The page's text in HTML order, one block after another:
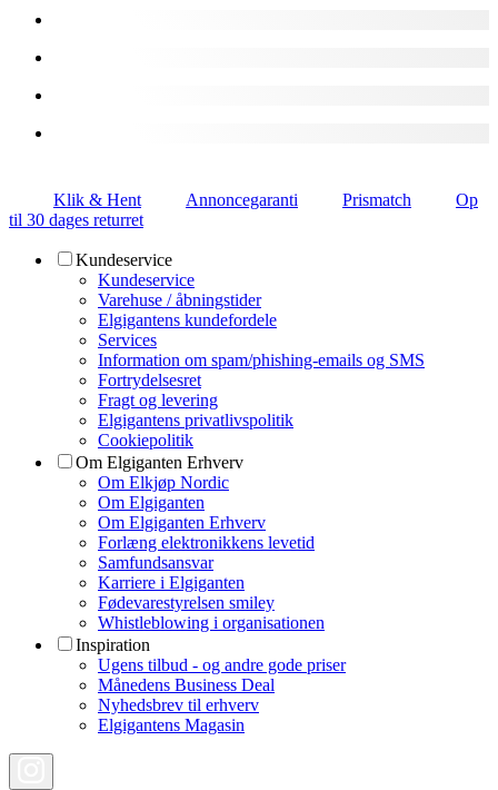
Klik & Hent Annoncegaranti Prismatch
Op
til 30 dages returret
Kundeservice
Kundeservice
Varehuse / åbningstider
Elgigantens kundefordele
Services
Information om spam/phishing-emails og SMS
Fortrydelsesret
Fragt og levering
Elgigantens privatlivspolitik
Cookiepolitik
Om Elgiganten Erhverv
Om Elkjøp Nordic
Om Elgiganten
Om Elgiganten Erhverv
Forlæng elektronikkens levetid
Samfundsansvar
Karriere i Elgiganten
Fødevarestyrelsen smiley
Whistleblowing i organisationen
Inspiration
Ugens tilbud - og andre gode priser
Månedens Business Deal
Nyhedsbrev til erhverv
Elgigantens Magasin